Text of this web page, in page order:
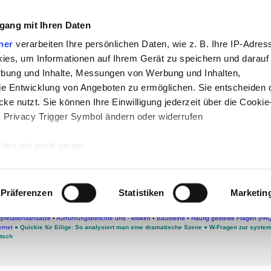
mit Ihren Daten
verarbeiten Ihre persönlichen Daten, wie z. B. Ihre IP-
um Informationen auf Ihrem Gerät zu speichern und
und Inhalte, Messungen von Werbung und Inhalten,
Entwicklung von Angeboten zu ermöglichen. Sie entscheiden
nutzt. Sie können Ihre Einwilligung jederzeit über die
Trigger Symbol ändern oder widerrufen
wir auch gerne:
Scannen nach bestimmten Merkmalen (Fingerprinting)
wie Ihre persönlichen Daten verarbeitet werden, und legen Sie
fest.
Präferenzen Statistiken
-Geschichte-Politik -Pädagogik-
-Projekte-So navigiert man auf
-teachSam braucht Werbung
- II,3
die Vollstreckung des
FRIEDRICH SCHILLER▪ Dramatische Werke
▪Historischer Hintergrund Stoffgeschichte▪Aufbau und Komposition
ZWEITER AKT ▪Szenenüberblick II,3- STAATSRATSSZENE [
▪Aufführungsberichte und - kritiken▪Bausteine ▪Häufig gestellte Fragen
● Quickie für Eilige: So analysiert man eine dramatische Szene ● W-Fragen zur